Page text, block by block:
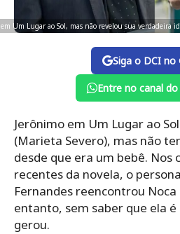
Um Lugar ao Sol, mas não revelou sua verdadeira
Siga o DCI no
Entre no canal
Jerônimo em Um Lugar ao
(Marieta Severo), mas não
desde que era um bebê. Nos
recentes da novela, o
Fernandes reencontrou
entanto, sem saber que ela
gerou.